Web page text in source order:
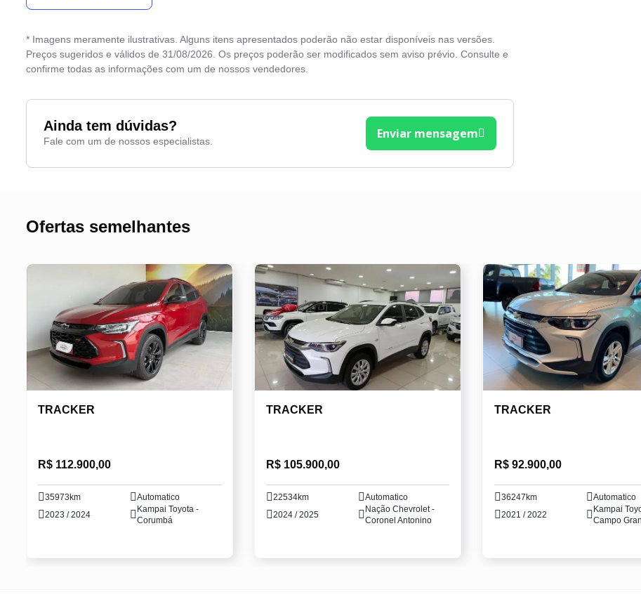
Direção Elétrica
Entrada USB
Vidros elétricos
Volante com Regulagem de Altura
* Imagens meramente ilustrativas. Alguns itens apresentados poderão não estar disponíveis nas versões.
Preços sugeridos e válidos de 31/08/2026. Os preços poderão ser modificados sem aviso prévio. Consulte e
confirme todas as informações com um de nossos vendedores.
Ainda tem dúvidas?
Fale com um de nossos especialistas.
Enviar mensagem
Ofertas semelhantes
TRACKER
R$ 112.900,00
35973km
Automatico
2023 / 2024
Kampai Toyota -
Corumbá
TRACKER
R$ 105.900,00
22534km
Automatico
2024 / 2025
Nação Chevrolet -
Coronel Antonino
TRACKER
R$ 92.900,00
36247km
Automatico
2021 / 2022
Kampai
Campo